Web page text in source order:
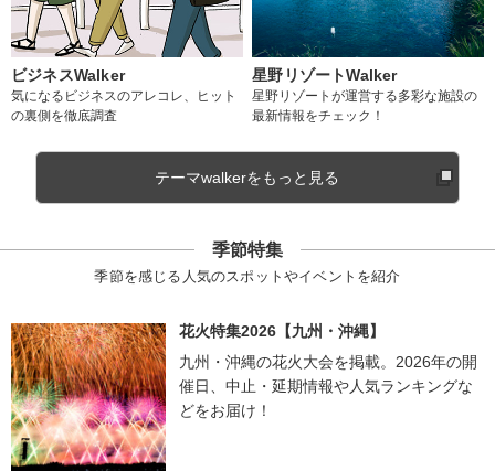
ビジネスWalker
気になるビジネスのアレコレ、ヒット
の裏側を徹底調査
星野リゾートWalker
星野リゾートが運営する多彩な施設の
最新情報をチェック！
テーマwalkerをもっと見る
季節特集
季節を感じる人気のスポットやイベントを紹介
花火特集2026【九州・沖縄】
九州・沖縄の花火大会を掲載。2026年の開
催日、中止・延期情報や人気ランキングな
どをお届け！